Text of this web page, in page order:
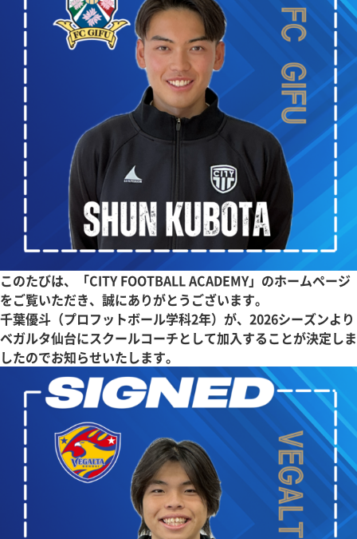
このたびは、「CITY FOOTBALL ACADEMY」のホームページ
をご覧いただき、誠にありがとうございます。
千葉優斗（プロフットボール学科2年）が、2026シーズンより
ベガルタ仙台にスクールコーチとして加入することが決定しま
したのでお知らせいたします。